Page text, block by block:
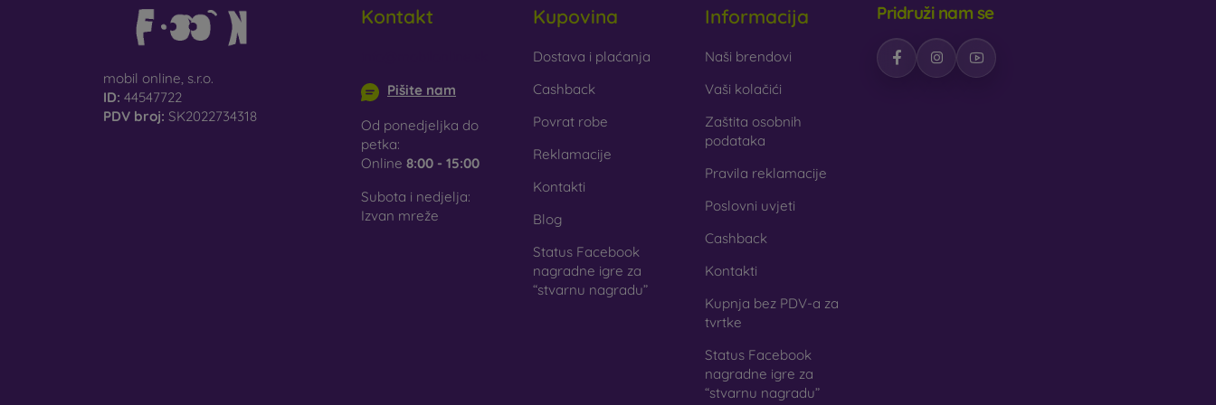
mobil online, s.r.o.
ID: 44547722
PDV broj: SK2022734318
Kontakt
Pišite nam
Od ponedjeljka do
petka:
Online 8:00 - 15:00
Subota i nedjelja:
Izvan mreže
Kupovina
Dostava i plaćanja
Cashback
Povrat robe
Reklamacije
Kontakti
Blog
Status Facebook
nagradne igre za
“stvarnu nagradu”
Informacija
Naši brendovi
Vaši kolačići
Zaštita osobnih
podataka
Pravila reklamacije
Poslovni uvjeti
Cashback
Kontakti
Kupnja bez PDV-a za
tvrtke
Status Facebook
nagradne igre za
“stvarnu nagradu”
Pridruži nam se